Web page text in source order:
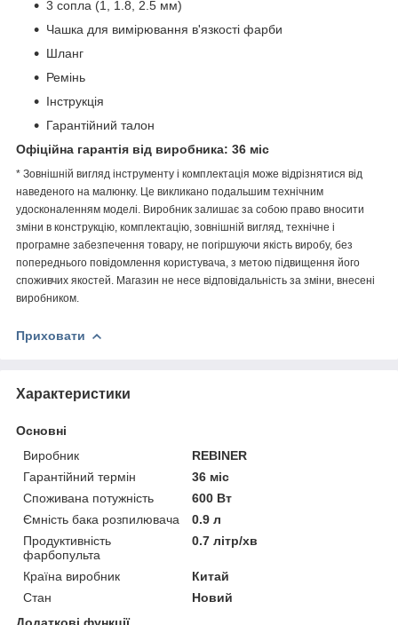
3 сопла (1, 1.8, 2.5 мм)
Чашка для вимірювання в'язкості фарби
Шланг
Ремінь
Інструкція
Гарантійний талон
Офіційна гарантія від виробника: 36 міс
* Зовнішній вигляд інструменту і комплектація може відрізнятися від
наведеного на малюнку. Це викликано подальшим технічним
удосконаленням моделі. Виробник залишає за собою право вносити
зміни в конструкцію, комплектацію, зовнішній вигляд, технічне і
програмне забезпечення товару, не погіршуючи якість виробу, без
попереднього повідомлення користувача, з метою підвищення його
споживчих якостей. Магазин не несе відповідальність за зміни, внесені
виробником.
Приховати
Характеристики
Основні
Виробник
REBINER
Гарантійний термін
36 міс
Споживана потужність
600 Вт
Ємність бака розпилювача
0.9 л
Продуктивність
фарбопульта
0.7 літр/хв
Країна виробник
Китай
Стан
Новий
Додаткові функції